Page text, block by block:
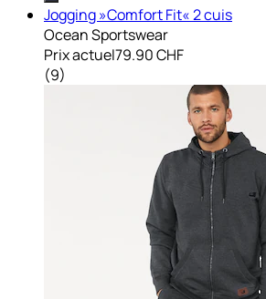
Jogging »Comfort Fit« 2 cuis
Ocean Sportswear
Prix actuel79.90 CHF
(9)